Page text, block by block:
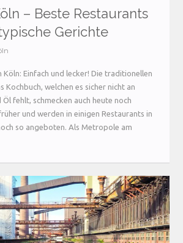
– Beste Restaurants
Gerichte
Köln: Einfach und lecker! Die traditionellen
Kochbuch, welchen es sicher nicht an
fehlt, schmecken auch heute noch
und werden in einigen Restaurants in
so angeboten. Als Metropole am